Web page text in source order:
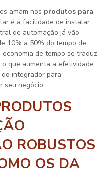
amam nos produtos para
é a facilidade de instalar.
de automação já vão
10% a 50% do tempo de
de tempo se traduz
que aumenta a efetividade
integrador para
seu negócio.
ROBUSTOS
OS DA